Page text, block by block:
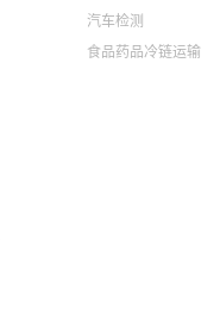
汽车检测
食品药品冷链运输